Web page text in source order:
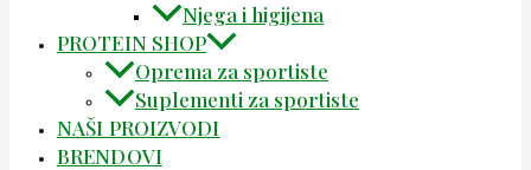
Njega i higijena
PROTEIN SHOP
Oprema za sportiste
Suplementi za sportiste
NAŠI PROIZVODI
BRENDOVI